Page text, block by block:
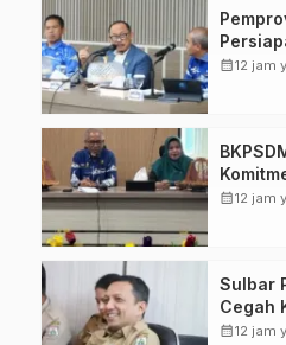
Puncak
calendar_month12 jam
calendar_month12 jam
Sulbar
Cegah
calendar_month12 jam